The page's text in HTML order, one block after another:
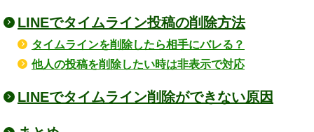
LINEでタイムライン投稿の削除方法
タイムラインを削除したら相手にバレる？
他人の投稿を削除したい時は非表示で対応
LINEでタイムライン削除ができない原因